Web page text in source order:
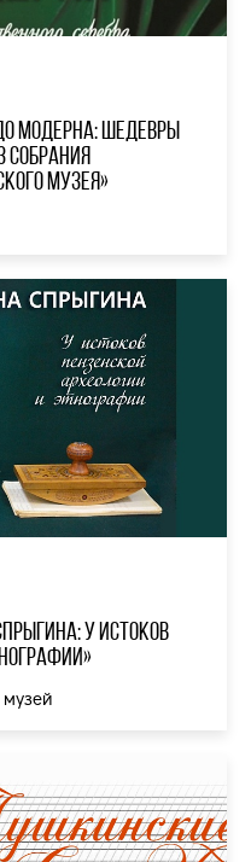
Модерна: Шедевры
собрания
музея»
у истоков
музей